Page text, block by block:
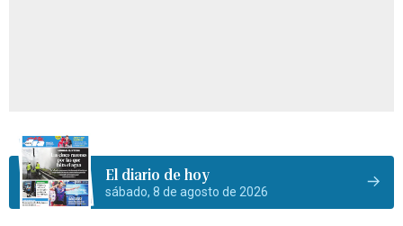
El diario de hoy
sábado, 8 de agosto de 2026